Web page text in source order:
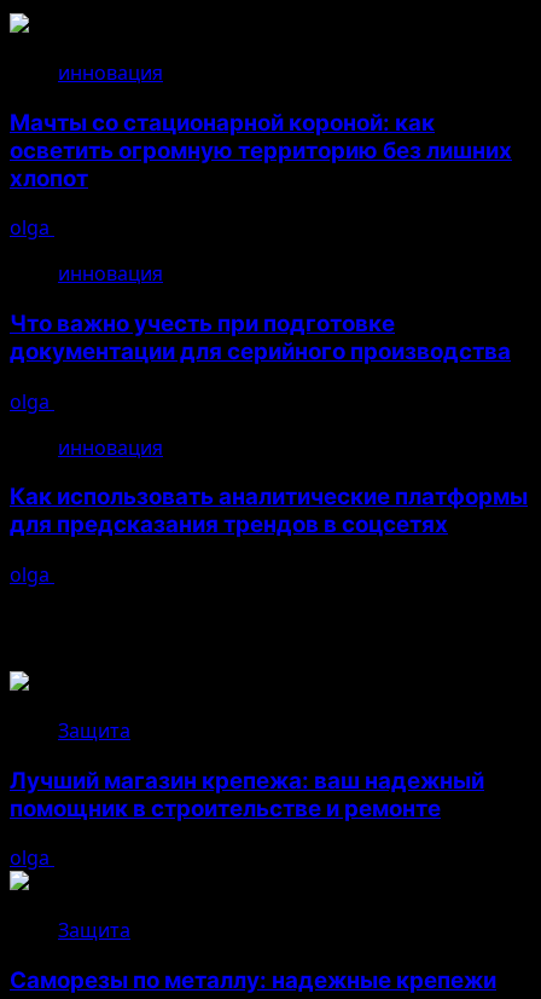
инновация
Мачты со стационарной короной: как
осветить огромную территорию без лишних
хлопот
olga
инновация
Что важно учесть при подготовке
документации для серийного производства
olga
инновация
Как использовать аналитические платформы
для предсказания трендов в соцсетях
olga
Защита
Лучший магазин крепежа: ваш надежный
помощник в строительстве и ремонте
olga
Защита
Саморезы по металлу: надежные крепежи